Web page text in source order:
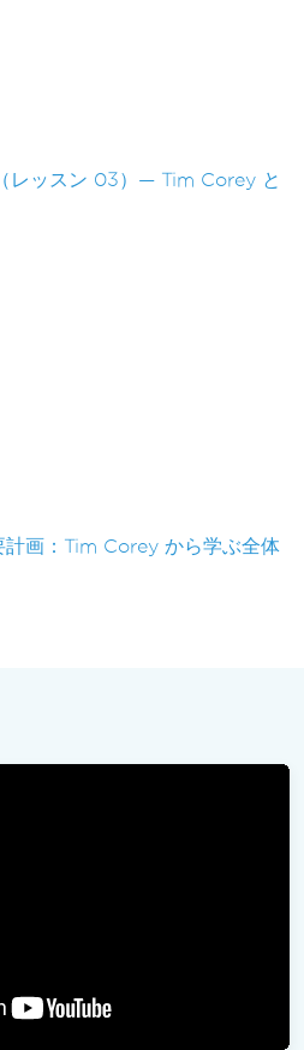
レッスン 03）— Tim Corey と
画：Tim Corey から学ぶ全体